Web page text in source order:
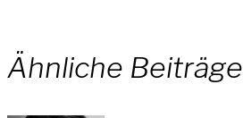
Ähnliche Beiträge